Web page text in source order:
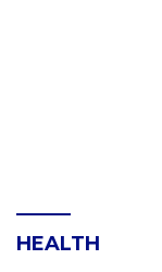
HEALTH